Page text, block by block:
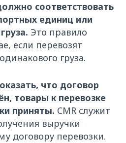
соответствовать
единиц или
Это правило
если перевозят
груза.
что договор
товары к перевозке
приняты. CMR служит
выручки
договору перевозки.